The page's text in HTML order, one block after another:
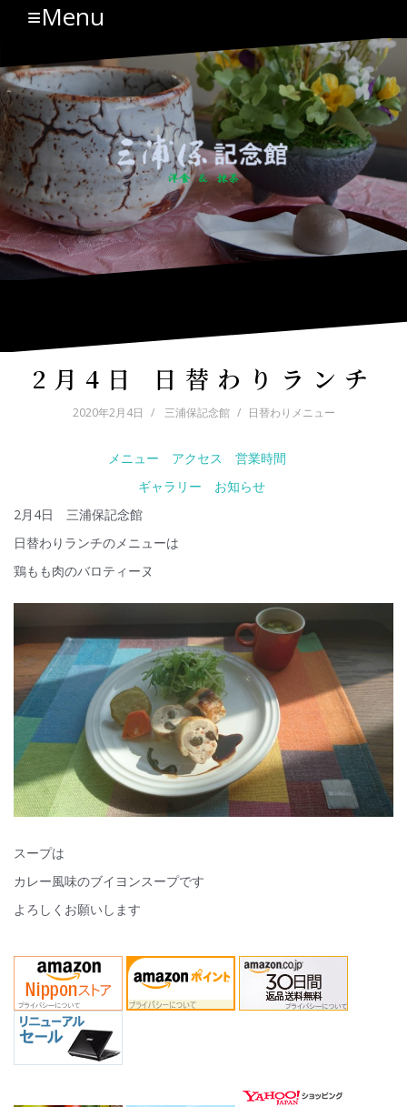
ン
ツ
へ
ス
キ
ッ
プ
≡Menu
2月4日 日替わりランチ
2020年2月4日 三浦保記念館 日替わりメニュー
メニュー アクセス
営業時間
ギャラリー
お知らせ
2月4日 三浦保記念館
日替わりランチのメニューは
鶏もも肉のバロティーヌ
スープは
カレー風味のブイヨンスープです
よろしくお願いします